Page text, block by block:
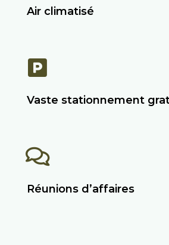
Air climatisé
Vaste stationnement
Réunions d’affaires